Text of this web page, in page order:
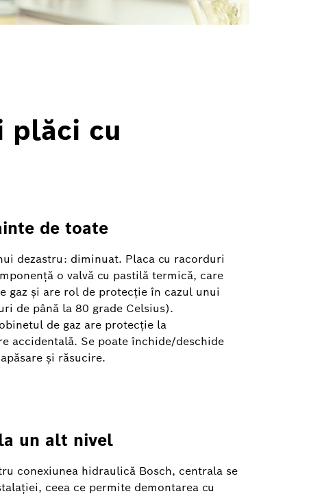
plăci cu
de toate
dezastru: diminuat. Placa cu racorduri
o valvă cu pastilă termică, care
gaz și are rol de protecție în cazul unui
de până la 80 grade Celsius).
de gaz are protecție la
accidentală. Se poate închide/deschide
și răsucire.
un alt nivel
conexiunea hidraulică Bosch, centrala se
ceea ce permite demontarea cu